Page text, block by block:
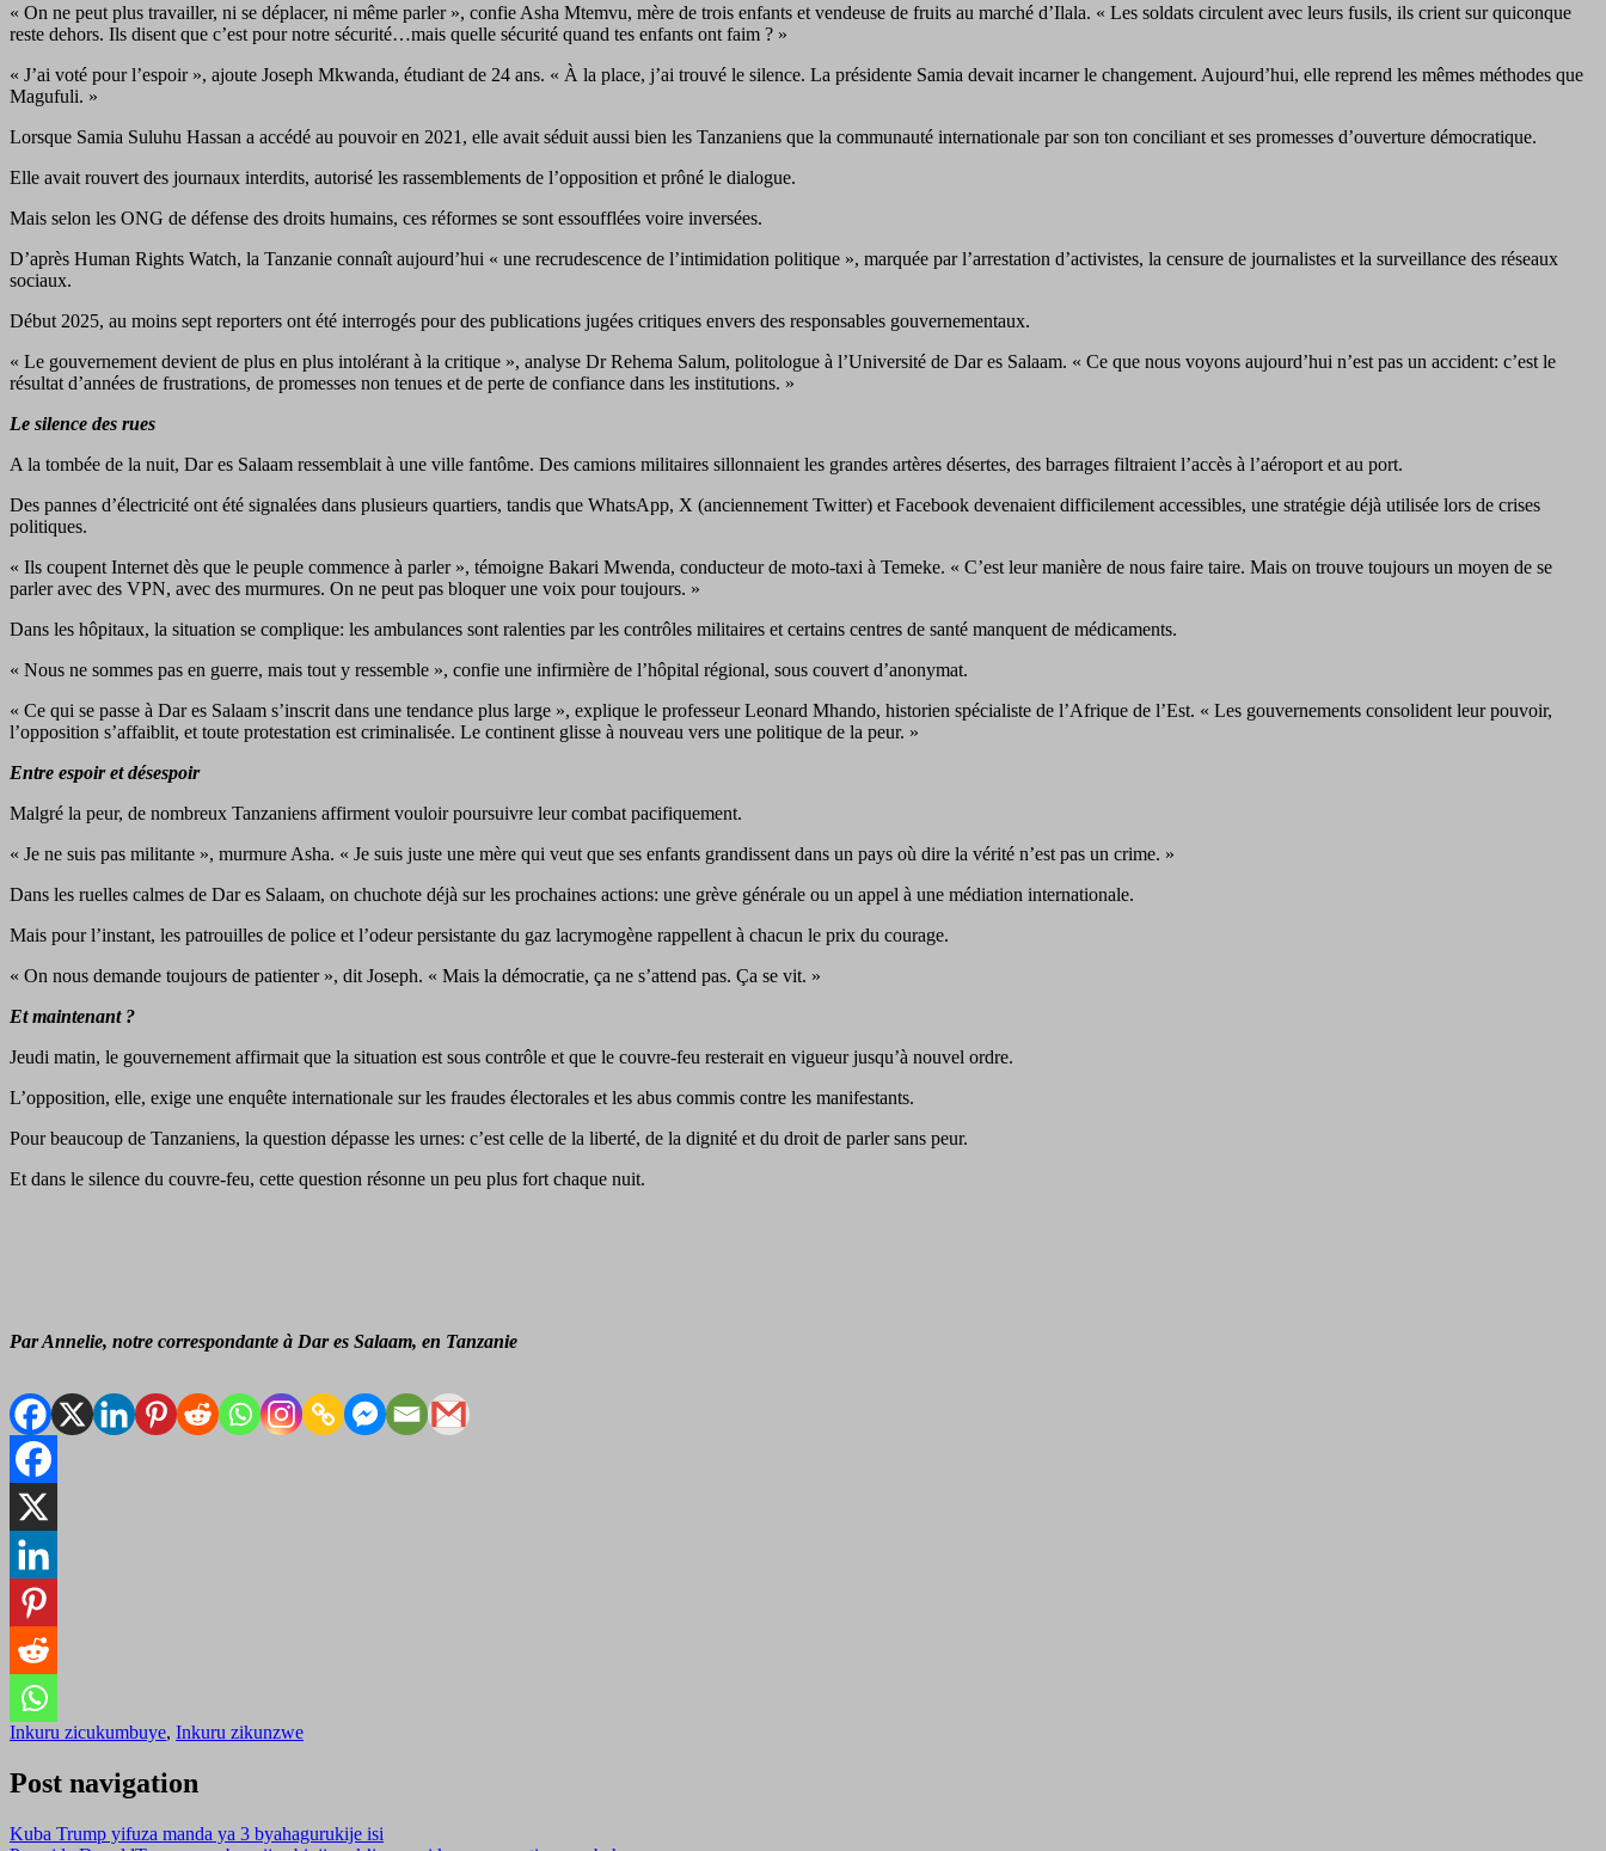
« On ne peut plus travailler, ni se déplacer, ni même parler », confie Asha Mtemvu, mère de trois enfants et vendeuse de fruits au marché d’Ilala. « Les soldats circulent avec leurs fusils, ils crient sur quiconque
reste dehors. Ils disent que c’est pour notre sécurité…mais quelle sécurité quand tes enfants ont faim ? »
« J’ai voté pour l’espoir », ajoute Joseph Mkwanda, étudiant de 24 ans. « À la place, j’ai trouvé le silence. La présidente Samia devait incarner le changement. Aujourd’hui, elle reprend les mêmes méthodes que
Magufuli. »
Lorsque Samia Suluhu Hassan a accédé au pouvoir en 2021, elle avait séduit aussi bien les Tanzaniens que la communauté internationale par son ton conciliant et ses promesses d’ouverture démocratique.
Elle avait rouvert des journaux interdits, autorisé les rassemblements de l’opposition et prôné le dialogue.
Mais selon les ONG de défense des droits humains, ces réformes se sont essoufflées voire inversées.
D’après Human Rights Watch, la Tanzanie connaît aujourd’hui « une recrudescence de l’intimidation politique », marquée par l’arrestation d’activistes, la censure de journalistes et la surveillance des réseaux
sociaux.
Début 2025, au moins sept reporters ont été interrogés pour des publications jugées critiques envers des responsables gouvernementaux.
« Le gouvernement devient de plus en plus intolérant à la critique », analyse Dr Rehema Salum, politologue à l’Université de Dar es Salaam. « Ce que nous voyons aujourd’hui n’est pas un accident: c’est le
résultat d’années de frustrations, de promesses non tenues et de perte de confiance dans les institutions. »
Le silence des rues
A la tombée de la nuit, Dar es Salaam ressemblait à une ville fantôme. Des camions militaires sillonnaient les grandes artères désertes, des barrages filtraient l’accès à l’aéroport et au port.
Des pannes d’électricité ont été signalées dans plusieurs quartiers, tandis que WhatsApp, X (anciennement Twitter) et Facebook devenaient difficilement accessibles, une stratégie déjà utilisée lors de crises
politiques.
« Ils coupent Internet dès que le peuple commence à parler », témoigne Bakari Mwenda, conducteur de moto-taxi à Temeke. « C’est leur manière de nous faire taire. Mais on trouve toujours un moyen de se
parler avec des VPN, avec des murmures. On ne peut pas bloquer une voix pour toujours. »
Dans les hôpitaux, la situation se complique: les ambulances sont ralenties par les contrôles militaires et certains centres de santé manquent de médicaments.
« Nous ne sommes pas en guerre, mais tout y ressemble », confie une infirmière de l’hôpital régional, sous couvert d’anonymat.
« Ce qui se passe à Dar es Salaam s’inscrit dans une tendance plus large », explique le professeur Leonard Mhando, historien spécialiste de l’Afrique de l’Est. « Les gouvernements consolident leur pouvoir,
l’opposition s’affaiblit, et toute protestation est criminalisée. Le continent glisse à nouveau vers une politique de la peur. »
Entre espoir et désespoir
Malgré la peur, de nombreux Tanzaniens affirment vouloir poursuivre leur combat pacifiquement.
« Je ne suis pas militante », murmure Asha. « Je suis juste une mère qui veut que ses enfants grandissent dans un pays où dire la vérité n’est pas un crime. »
Dans les ruelles calmes de Dar es Salaam, on chuchote déjà sur les prochaines actions: une grève générale ou un appel à une médiation internationale.
Mais pour l’instant, les patrouilles de police et l’odeur persistante du gaz lacrymogène rappellent à chacun le prix du courage.
« On nous demande toujours de patienter », dit Joseph. « Mais la démocratie, ça ne s’attend pas. Ça se vit. »
Et maintenant ?
Jeudi matin, le gouvernement affirmait que la situation est sous contrôle et que le couvre-feu resterait en vigueur jusqu’à nouvel ordre.
L’opposition, elle, exige une enquête internationale sur les fraudes électorales et les abus commis contre les manifestants.
Pour beaucoup de Tanzaniens, la question dépasse les urnes: c’est celle de la liberté, de la dignité et du droit de parler sans peur.
Et dans le silence du couvre-feu, cette question résonne un peu plus fort chaque nuit.
Par Annelie, notre correspondante à Dar es Salaam, en Tanzanie
Inkuru zicukumbuye, Inkuru zikunzwe
Post navigation
Kuba Trump yifuza manda ya 3 byahagurukije isi